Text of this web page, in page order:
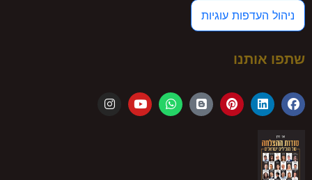
ניהול העדפות עוגיות
שתפו אותנו